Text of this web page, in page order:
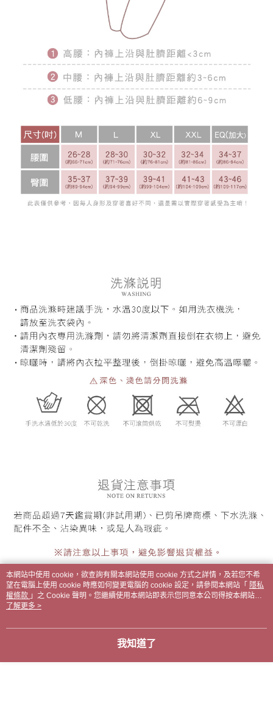
商品規格
本網站中使用 cookie，欲查詢有關本網站使用 cookie 方式之詳情，及若您不希
望在電腦上使用 cookie 時應如何變更電腦的 cookie 設定，請參閱本網站「 隱私
權條款 」之 Cookie 聲明。您繼續使用本網站即表示您同意本公司得按本網站使
用條款之 Cookie 聲明使用 cookie。
了解更多 >
我知道了